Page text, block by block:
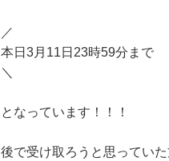
／
本日3月11日23時59分まで
＼
となっています！！！
後で受け取ろうと思っていた